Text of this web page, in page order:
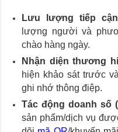
Lưu lượng tiếp cận
lượng người và
chào hàng ngày.
Nhận diện thương
hiện khảo sát trước
ghi nhớ thông điệp.
Tác động doanh số
sản phẩm/dịch vụ